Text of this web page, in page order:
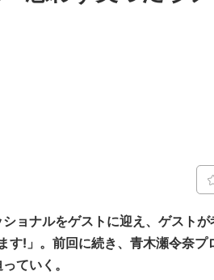
ョナルをゲストに迎え、ゲストが
!」。前回に続き、 青木瀬令奈プ
ていく。